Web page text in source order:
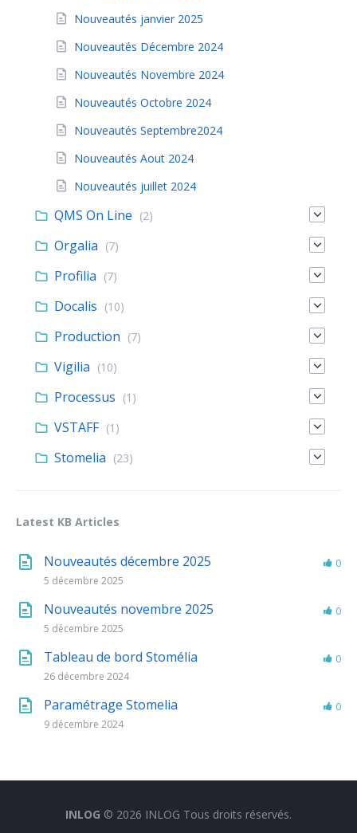
Nouveautés janvier 2025
Nouveautés Décembre 2024
Nouveautés Novembre 2024
Nouveautés Octobre 2024
Nouveautés Septembre2024
Nouveautés Aout 2024
Nouveautés juillet 2024
QMS On Line (2)
Orgalia (7)
Profilia (7)
Docalis (10)
Production (7)
Vigilia (10)
Processus (1)
VSTAFF (1)
Stomelia (23)
Latest KB Articles
Nouveautés décembre 2025
5 décembre 2025
0
Nouveautés novembre 2025
5 décembre 2025
0
Tableau de bord Stomélia
26 décembre 2024
0
Paramétrage Stomelia
9 décembre 2024
0
INLOG © 2026 INLOG Tous droits réservés.